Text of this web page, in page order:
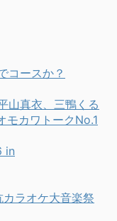
コースか？
山真衣、三鴨くる
モカワトークNo.1
in
ラオケ大音楽祭